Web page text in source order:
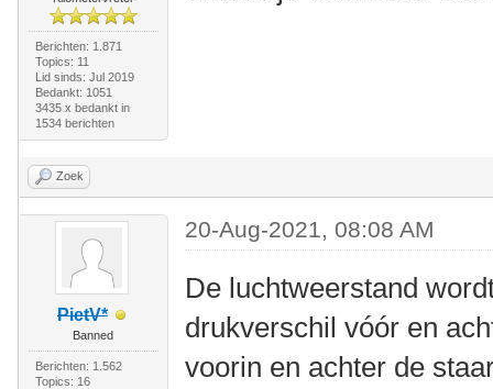
Berichten: 1.871
Topics: 11
Lid sinds: Jul 2019
Bedankt: 1051
3435 x bedankt in
1534 berichten
Zoek
PietV*
Banned
Berichten: 1.562
Topics: 16
20-Aug-2021, 08:08 AM
De luchtweerstand
drukverschil vóór en
voorin en achter de